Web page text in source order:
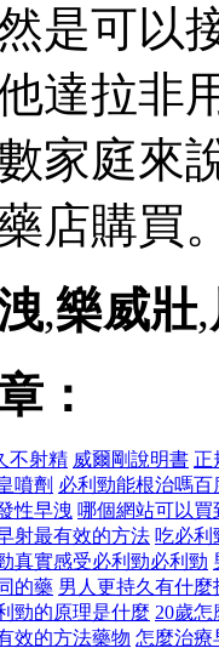
是可以
達拉非
家庭來
店購買
,樂威壯,
：
不射精 威爾剛說明書 正
噴劑 必利勁能根治嗎百
性早洩 哪個網站可以買
射最有效的方法 吃必利
真實感受必利勁必利勁
的藥 男人更持久有什麼
勁的原理是什麼 20歲
效的方法藥物 怎麼治療